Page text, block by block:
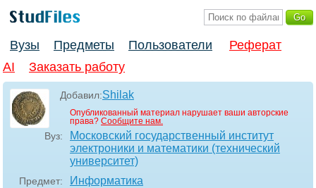
Вузы Предметы Пользователи
Реферат
AI
Заказать работу
Добавил:Shilak
Опубликованный материал нарушает ваши авторские
права? Сообщите нам.
Вуз:
Московский государственный институт
электроники и математики (технический
университет)
Предмет: Информатика